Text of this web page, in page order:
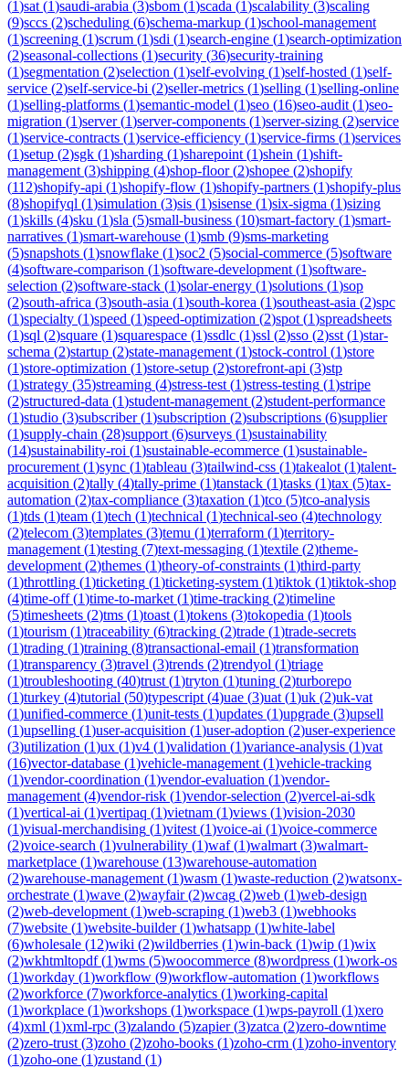
(1)sat (1)saudi-arabia (3)sbom (1)scada (1)scalability (3)scaling
(9)sccs (2)scheduling (6)schema-markup (1)school-management
(1)screening (1)scrum (1)sdi (1)search-engine (1)search-optimization
(2)seasonal-collections (1)security (36)security-training
(1)segmentation (2)selection (1)self-evolving (1)self-hosted (1)self-
service (2)self-service-bi (2)seller-metrics (1)selling (1)selling-online
(1)selling-platforms (1)semantic-model (1)seo (16)seo-audit (1)seo-
migration (1)server(1)server-components (1)server-sizing (2)service
(1)service-contracts (1)service-efficiency (1)service-firms (1)services
(1)setup (2)sgk (1)sharding (1)sharepoint (1)shein (1)shift-
management (3)shipping (4)shop-floor(2)shopee (2)shopify
(112)shopify-api (1)shopify-flow (1)shopify-partners (1)shopify-plus
(8)shopifyql (1)simulation (3)sis (1)sisense (1)six-sigma (1)sizing
(1)skills (4)sku (1)sla (5)small-business (10)smart-factory (1)smart-
narratives (1)smart-warehouse (1)smb (9)sms-marketing
(5)snapshots (1)snowflake (1)soc2 (5)social-commerce (5)software
(4)software-comparison (1)software-development (1)software-
selection (2)software-stack (1)solar-energy (1)solutions (1)sop
(2)south-africa (3)south-asia (1)south-korea (1)southeast-asia (2)spc
(1)specialty (1)speed (1)speed-optimization (2)spot (1)spreadsheets
(1)sql (2)square (1)squarespace (1)ssdlc (1)ssl (2)sso (2)sst (1)star-
schema (2)startup (2)state-management (1)stock-control (1)store
(1)store-optimization (1)store-setup (2)storefront-api (3)stp
(1)strategy (35)streaming (4)stress-test (1)stress-testing (1)stripe
(2)structured-data (1)student-management (2)student-performance
(1)studio (3)subscriber(1)subscription (2)subscriptions (6)supplier
(1)supply-chain (28)support (6)surveys (1)sustainability
(14)sustainability-roi (1)sustainable-ecommerce (1)sustainable-
procurement (1)sync (1)tableau (3)tailwind-css (1)takealot (1)talent-
acquisition (2)tally (4)tally-prime (1)tanstack (1)tasks (1)tax (5)tax-
automation (2)tax-compliance (3)taxation (1)tco (5)tco-analysis
(1)tds (1)team (1)tech (1)technical (1)technical-seo (4)technology
(2)telecom (3)templates (3)temu (1)terraform (1)territory-
management (1)testing (7)text-messaging (1)textile (2)theme-
development (2)themes (1)theory-of-constraints (1)third-party
(1)throttling (1)ticketing (1)ticketing-system (1)tiktok (1)tiktok-shop
(4)time-off(1)time-to-market (1)time-tracking (2)timeline
(5)timesheets (2)tms (1)toast (1)tokens (3)tokopedia (1)tools
(1)tourism (1)traceability (6)tracking (2)trade (1)trade-secrets
(1)trading (1)training (8)transactional-email (1)transformation
(1)transparency (3)travel (3)trends (2)trendyol (1)triage
(1)troubleshooting (40)trust (1)tryton (1)tuning (2)turborepo
(1)turkey (4)tutorial (50)typescript (4)uae (3)uat (1)uk (2)uk-vat
(1)unified-commerce (1)unit-tests (1)updates (1)upgrade (3)upsell
(1)upselling (1)user-acquisition (1)user-adoption (2)user-experience
(3)utilization (1)ux (1)v4 (1)validation (1)variance-analysis (1)vat
(16)vector-database (1)vehicle-management (1)vehicle-tracking
(1)vendor-coordination (1)vendor-evaluation (1)vendor-
management (4)vendor-risk (1)vendor-selection (2)vercel-ai-sdk
(1)vertical-ai (1)vertipaq (1)vietnam (1)views (1)vision-2030
(1)visual-merchandising (1)vitest (1)voice-ai (1)voice-commerce
(2)voice-search (1)vulnerability (1)waf(1)walmart (3)walmart-
marketplace (1)warehouse (13)warehouse-automation
(2)warehouse-management (1)wasm (1)waste-reduction (2)watsonx-
orchestrate (1)wave (2)wayfair(2)wcag (2)web (1)web-design
(2)web-development (1)web-scraping (1)web3 (1)webhooks
(7)website (1)website-builder(1)whatsapp (1)white-label
(6)wholesale (12)wiki (2)wildberries (1)win-back (1)wip (1)wix
(2)wkhtmltopdf(1)wms (5)woocommerce (8)wordpress (1)work-os
(1)workday (1)workflow (9)workflow-automation (1)workflows
(2)workforce (7)workforce-analytics (1)working-capital
(1)workplace (1)workshops (1)workspace (1)wps-payroll (1)xero
(4)xml (1)xml-rpc (3)zalando (5)zapier(3)zatca (2)zero-downtime
(2)zero-trust (3)zoho (2)zoho-books (1)zoho-crm (1)zoho-inventory
(1)zoho-one (1)zustand (1)